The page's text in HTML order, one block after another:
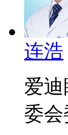
连浩
爱
委会